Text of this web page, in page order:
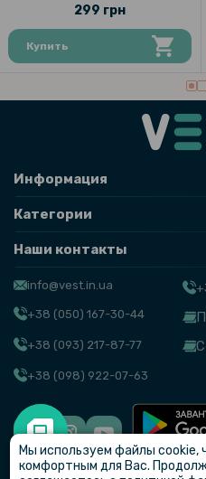
299 грн
Купить
Информация
Категории
Наши контакты
info@vest.in.ua
+38 (050) 167-30-44
+38 (093) 217-87-77
+38 (098) 922-07-63
©
Мы используем файлы cookie,
комфортным для Вас.